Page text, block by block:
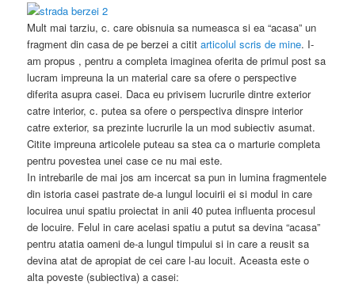
Mult mai tarziu, c. care obisnuia sa numeasca si ea “acasa” un
fragment din casa de pe berzei a citit articolul scris de mine. I-
am propus , pentru a completa imaginea oferita de primul post sa
lucram impreuna la un material care sa ofere o perspective
diferita asupra casei. Daca eu privisem lucrurile dintre exterior
catre interior, c. putea sa ofere o perspectiva dinspre interior
catre exterior, sa prezinte lucrurile la un mod subiectiv asumat.
Citite impreuna articolele puteau sa stea ca o marturie completa
pentru povestea unei case ce nu mai este.
In intrebarile de mai jos am incercat sa pun in lumina fragmentele
din istoria casei pastrate de-a lungul locuirii ei si modul in care
locuirea unui spatiu proiectat in anii 40 putea influenta procesul
de locuire. Felul in care acelasi spatiu a putut sa devina “acasa”
pentru atatia oameni de-a lungul timpului si in care a reusit sa
devina atat de apropiat de cei care l-au locuit. Aceasta este o
alta poveste (subiectiva) a casei: